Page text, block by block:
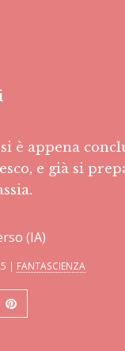
è appena
e già si
(IA)
| FANTASCIENZA